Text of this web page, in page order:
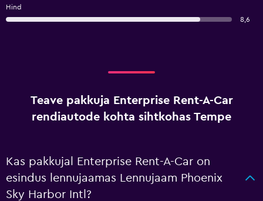
Hind
8,6
Teave pakkuja Enterprise Rent-A-Car
rendiautode kohta sihtkohas Tempe
Kas pakkujal Enterprise Rent-A-Car on
esindus lennujaamas Lennujaam Phoenix
Sky Harbor Intl?